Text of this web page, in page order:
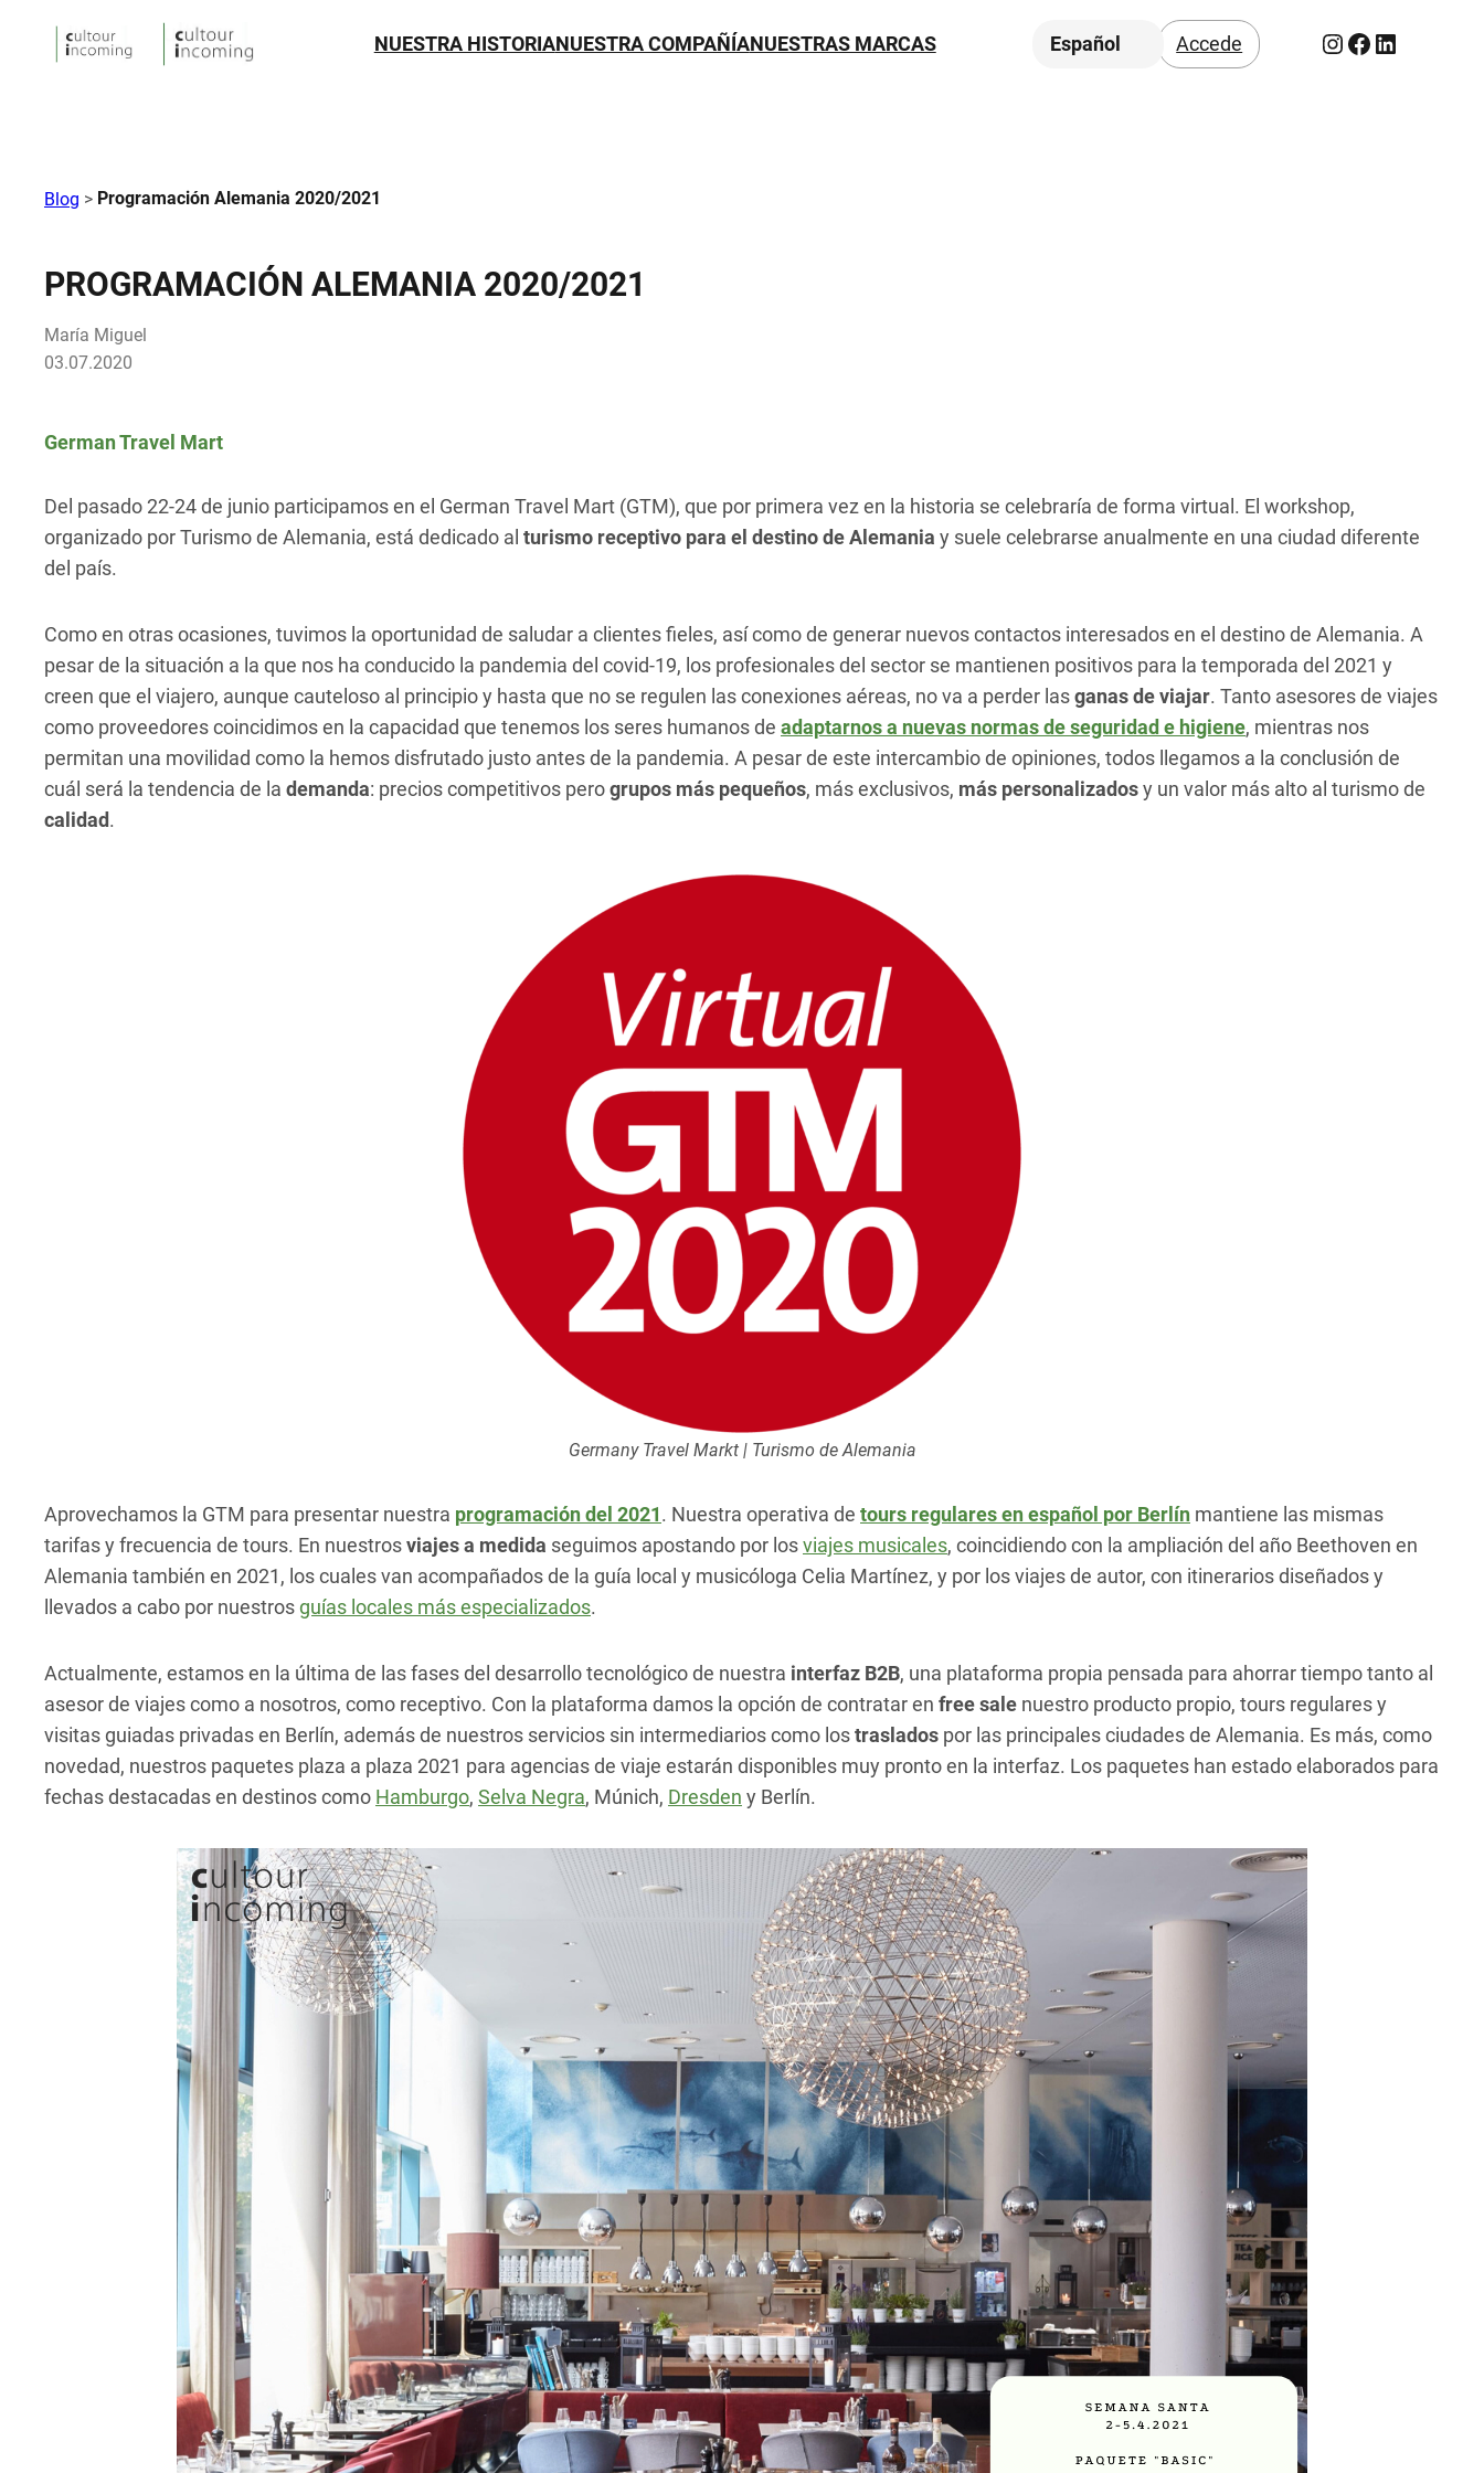
NUESTRA HISTORIANUESTRA COMPAÑÍANUESTRAS MARCAS Accede
Español Instagram
Facebook
LinkedIn
Blog > Programación Alemania 2020/2021
PROGRAMACIÓN ALEMANIA 2020/2021
María Miguel
03.07.2020
German Travel Mart
Del pasado 22-24 de junio participamos en el German Travel Mart (GTM), que por primera vez en la historia se celebraría de forma virtual. El workshop,
organizado por Turismo de Alemania, está dedicado al turismo receptivo para el destino de Alemania y suele celebrarse anualmente en una ciudad diferente
del país.
Como en otras ocasiones, tuvimos la oportunidad de saludar a clientes fieles, así como de generar nuevos contactos interesados en el destino de Alemania. A
pesar de la situación a la que nos ha conducido la pandemia del covid-19, los profesionales del sector se mantienen positivos para la temporada del 2021 y
creen que el viajero, aunque cauteloso al principio y hasta que no se regulen las conexiones aéreas, no va a perder las ganas de viajar. Tanto asesores de viajes
como proveedores coincidimos en la capacidad que tenemos los seres humanos de adaptarnos a nuevas normas de seguridad e higiene, mientras nos
permitan una movilidad como la hemos disfrutado justo antes de la pandemia. A pesar de este intercambio de opiniones, todos llegamos a la conclusión de
cuál será la tendencia de la demanda: precios competitivos pero grupos más pequeños, más exclusivos, más personalizados y un valor más alto al turismo de
calidad .
Germany Travel Markt | Turismo de Alemania
Aprovechamos la GTM para presentar nuestra programación del 2021 . Nuestra operativa de tours regulares en español por Berlín mantiene las mismas
tarifas y frecuencia de tours. En nuestros viajes a medida seguimos apostando por los viajes musicales, coincidiendo con la ampliación del año Beethoven en
Alemania también en 2021, los cuales van acompañados de la guía local y musicóloga Celia Martínez, y por los viajes de autor, con itinerarios diseñados y
llevados a cabo por nuestros guías locales más especializados.
Actualmente, estamos en la última de las fases del desarrollo tecnológico de nuestra interfaz B2B, una plataforma propia pensada para ahorrar tiempo tanto al
asesor de viajes como a nosotros, como receptivo. Con la plataforma damos la opción de contratar en free sale nuestro producto propio, tours regulares y
visitas guiadas privadas en Berlín, además de nuestros servicios sin intermediarios como los traslados por las principales ciudades de Alemania. Es más, como
novedad, nuestros paquetes plaza a plaza 2021 para agencias de viaje estarán disponibles muy pronto en la interfaz. Los paquetes han estado elaborados para
fechas destacadas en destinos como Hamburgo, Selva Negra, Múnich, Dresden y Berlín.